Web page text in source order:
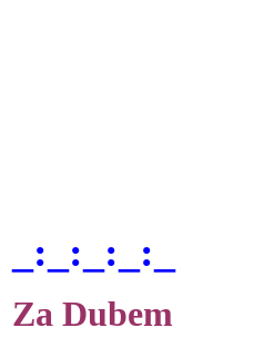
_:_:_:_:_
Za Dubem